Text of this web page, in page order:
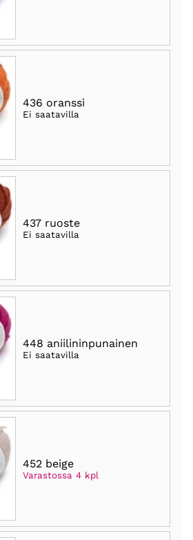
436 oranssi
Ei saatavilla
437 ruoste
Ei saatavilla
448 aniilininpunainen
Ei saatavilla
452 beige
Varastossa 4 kpl